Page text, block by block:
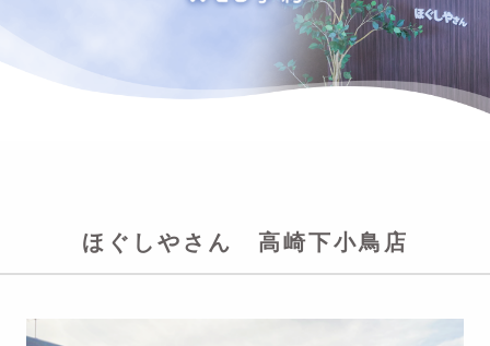
ほぐしやさん 高崎下小鳥店